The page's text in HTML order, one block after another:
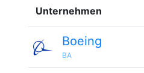
Unternehmen
Boeing
BA